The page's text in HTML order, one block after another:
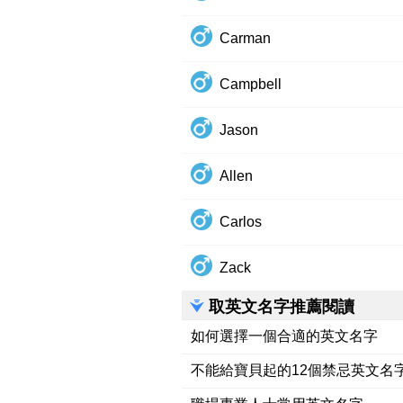
Carman
Campbell
Jason
Allen
Carlos
Zack
取英文名字推薦閱讀
如何選擇一個合適的英文名字
不能給寶貝起的12個禁忌英文名